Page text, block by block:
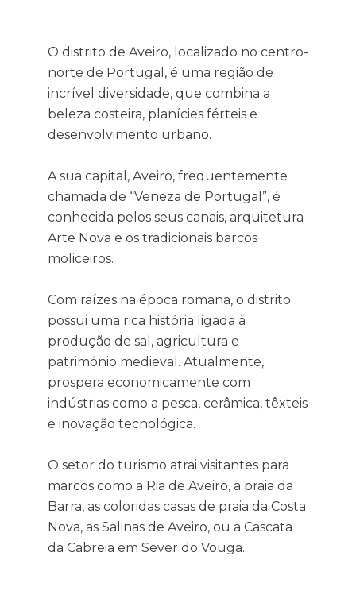
O distrito de Aveiro, localizado no centro-
norte de Portugal, é uma região de
incrível diversidade, que combina a
beleza costeira, planícies férteis e
desenvolvimento urbano.
A sua capital, Aveiro, frequentemente
chamada de “Veneza de Portugal”, é
conhecida pelos seus canais, arquitetura
Arte Nova e os tradicionais barcos
moliceiros.
Com raízes na época romana, o distrito
possui uma rica história ligada à
produção de sal, agricultura e
património medieval. Atualmente,
prospera economicamente com
indústrias como a pesca, cerâmica, têxteis
e inovação tecnológica.
O setor do turismo atrai visitantes para
marcos como a Ria de Aveiro, a praia da
Barra, as coloridas casas de praia da Costa
Nova, as Salinas de Aveiro, ou a Cascata
da Cabreia em Sever do Vouga.